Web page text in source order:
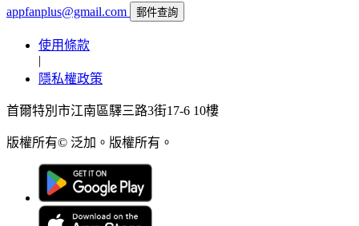
appfanplus@gmail.com 郵件查詢
使用條款
|
隱私權政策
首爾特別市江南區驛三路3街17-6 10樓
版權所有© 泛加。版權所有。